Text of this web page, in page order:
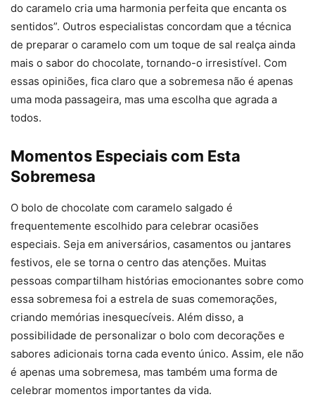
do caramelo cria uma harmonia perfeita que encanta os
sentidos”. Outros especialistas concordam que a técnica
de preparar o caramelo com um toque de sal realça ainda
mais o sabor do chocolate, tornando-o irresistível. Com
essas opiniões, fica claro que a sobremesa não é apenas
uma moda passageira, mas uma escolha que agrada a
todos.
Momentos Especiais com Esta
Sobremesa
O bolo de chocolate com caramelo salgado é
frequentemente escolhido para celebrar ocasiões
especiais. Seja em aniversários, casamentos ou jantares
festivos, ele se torna o centro das atenções. Muitas
pessoas compartilham histórias emocionantes sobre como
essa sobremesa foi a estrela de suas comemorações,
criando memórias inesquecíveis. Além disso, a
possibilidade de personalizar o bolo com decorações e
sabores adicionais torna cada evento único. Assim, ele não
é apenas uma sobremesa, mas também uma forma de
celebrar momentos importantes da vida.